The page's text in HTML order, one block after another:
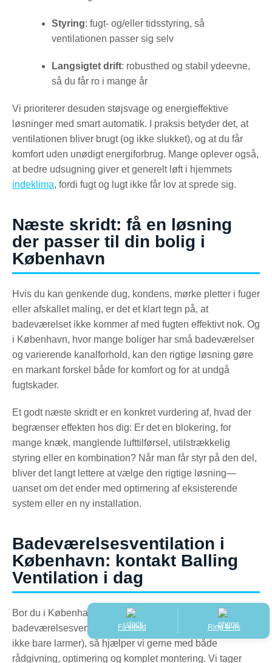
Styring: fugt- og/eller tidsstyring, så
ventilationen passer sig selv
Langsigtet drift: robusthed og stabil ydeevne,
så du får ro i mange år
Vi prioriterer desuden støjsvage og energieffektive
løsninger med smart automatik. I praksis betyder det, at
ventilationen bliver brugt (og ikke slukket), og at du får
komfort uden unødigt energiforbrug. Mange oplever også,
at bedre udsugning giver et generelt løft i hjemmets
indeklima, fordi fugt og lugt ikke får lov at sprede sig.
Næste skridt: få en løsning
der passer til din bolig i
København
Hvis du kan genkende dug, kondens, mørke pletter i fuger
eller afskallet maling, er det et klart tegn på, at
badeværelset ikke kommer af med fugten effektivt nok. Og
i København, hvor mange boliger har små badeværelser
og varierende kanalforhold, kan den rigtige løsning gøre
en markant forskel både for komfort og for at undgå
fugtskader.
Et godt næste skridt er en konkret vurdering af, hvad der
begrænser effekten hos dig: Er det en blokering, for
mange knæk, manglende lufttilførsel, utilstrækkelig
styring eller en kombination? Når man får styr på den del,
bliver det langt lettere at vælge den rigtige løsning—
uanset om det ender med optimering af eksisterende
system eller en ny installation.
Badeværelsesventilation i
København: kontakt Balling
Ventilation i dag
Bor du i København og vil have en professionel
badeværelsesventilation, der faktisk fjerner fugten (og
ikke bare larmer), så hjælper vi gerne med både
rådgivning, optimering og komplet montering. Vi tager
Få tilbud Ring til os